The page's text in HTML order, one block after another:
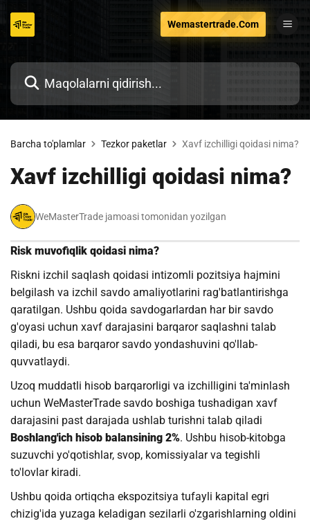
o'tish
Wemastertrade.Com
Barcha to'plamlar Tezkor paketlar Xavf izchilligi qoidasi nima?
Xavf izchilligi qoidasi nima?
WeMasterTrade jamoasi tomonidan yozilgan
Risk muvofiqlik qoidasi nima?
Riskni izchil saqlash qoidasi intizomli pozitsiya hajmini
belgilash va izchil savdo amaliyotlarini rag'batlantirishga
qaratilgan. Ushbu qoida savdogarlardan har bir savdo
g'oyasi uchun xavf darajasini barqaror saqlashni talab
qiladi, bu esa barqaror savdo yondashuvini qo'llab-
quvvatlaydi.
Uzoq muddatli hisob barqarorligi va izchilligini ta'minlash
uchun WeMasterTrade savdo boshiga tushadigan xavf
darajasini past darajada ushlab turishni talab qiladi
Boshlang'ich hisob balansining 2%. Ushbu hisob-kitobga
suzuvchi yo'qotishlar, svop, komissiyalar va tegishli
to'lovlar kiradi.
Ushbu qoida ortiqcha ekspozitsiya tufayli kapital egri
chizig'ida yuzaga keladigan sezilarli o'zgarishlarning oldini